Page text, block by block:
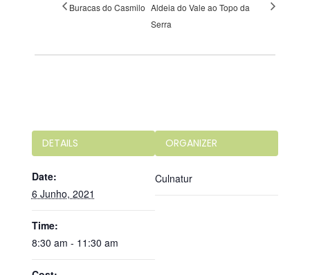
Buracas do Casmilo Aldeia do Vale ao Topo da
Serra
DETAILS
Date:
6 Junho, 2021
Time:
8:30 am - 11:30 am
ORGANIZER
Culnatur